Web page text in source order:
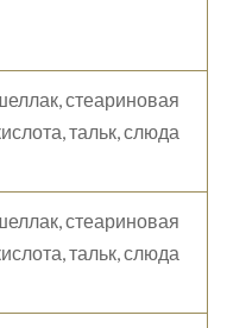
стеариновая
тальк, слюда
стеариновая
тальк, слюда